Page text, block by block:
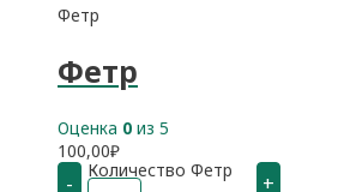
Фетр
Фетр
Оценка 0 из 5
100,00₽
- Количество Фетр +